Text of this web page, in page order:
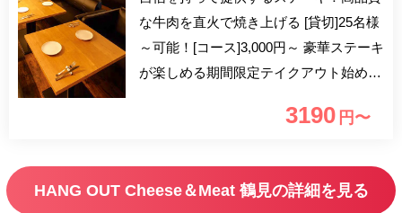
な牛肉を直火で焼き上げる [貸切]25名様
～可能！[コース]3,000円～ 豪華ステーキ
が楽しめる期間限定テイクアウト始めま
牛肉を直火で焼き上げて提供していま
グリル料理とチーズフォンデュを囲む楽
しい時間 【 フード 】 長年の研究の末に
3190 円〜
HANG OUT Cheese＆Meat 鶴見の詳細を見る